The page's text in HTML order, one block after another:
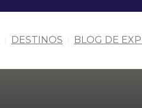
DESTINOS BLOG DE